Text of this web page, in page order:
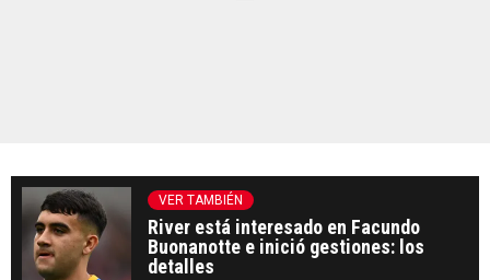
VER TAMBIÉN
River está interesado en Facundo
Buonanotte e inició gestiones: los
detalles